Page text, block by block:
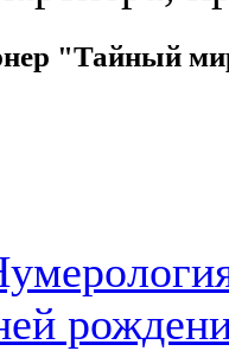
"Тайный